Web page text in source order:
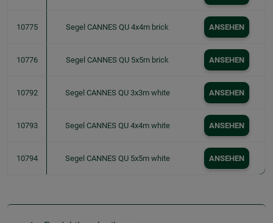
10775 Segel CANNES QU 4x4m brick ANSEHEN
10776 Segel CANNES QU 5x5m brick ANSEHEN
10792 Segel CANNES QU 3x3m white ANSEHEN
10793 Segel CANNES QU 4x4m white ANSEHEN
10794 Segel CANNES QU 5x5m white ANSEHEN